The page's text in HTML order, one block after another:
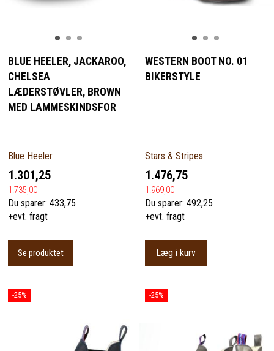
BLUE HEELER, JACKAROO,
CHELSEA
LÆDERSTØVLER, BROWN
MED LAMMESKINDSFOR
Blue Heeler
1.301,25
1.735,00
Du sparer: 433,75
+evt. fragt
Se produktet
WESTERN BOOT NO. 01
BIKERSTYLE
Stars & Stripes
1.476,75
1.969,00
Du sparer: 492,25
+evt. fragt
Læg i kurv
-25% -25%